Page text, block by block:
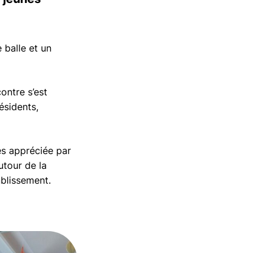
balle et un
s’est
appréciée par
de la